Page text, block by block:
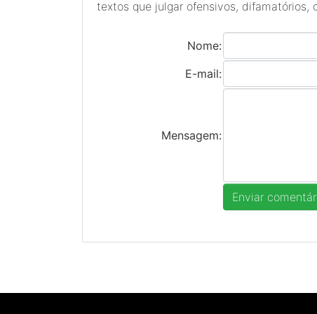
textos que julgar ofensivos, difamatórios,
Nome:
E-mail:
Mensagem: